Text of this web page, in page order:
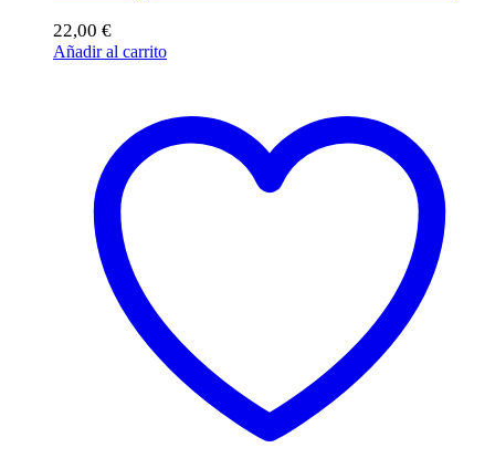
22,00 €
Añadir al carrito